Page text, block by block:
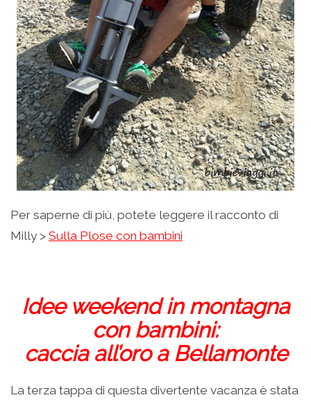
Per saperne di più, potete leggere il racconto di
Milly > Sulla Plose con bambini
Idee weekend in montagna
con bambini:
caccia all’oro a Bellamonte
La terza tappa di questa divertente vacanza è stata